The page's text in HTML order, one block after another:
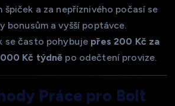
špiček a za nepříznivého počasí se
bonusům a vyšší poptávce.
se často pohybuje přes 200 Kč za
000 Kč týdně po odečtení provize.
Práce pro Bolt